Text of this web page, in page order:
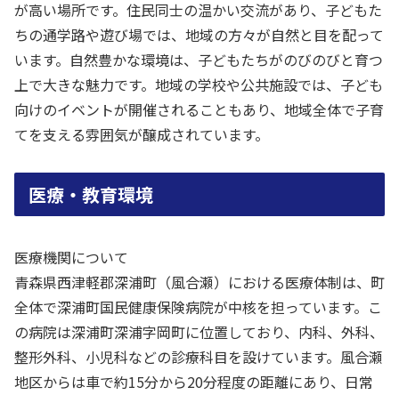
が高い場所です。住民同士の温かい交流があり、子どもた
ちの通学路や遊び場では、地域の方々が自然と目を配って
います。自然豊かな環境は、子どもたちがのびのびと育つ
上で大きな魅力です。地域の学校や公共施設では、子ども
向けのイベントが開催されることもあり、地域全体で子育
てを支える雰囲気が醸成されています。
医療・教育環境
医療機関について
青森県西津軽郡深浦町（風合瀬）における医療体制は、町
全体で深浦町国民健康保険病院が中核を担っています。こ
の病院は深浦町深浦字岡町に位置しており、内科、外科、
整形外科、小児科などの診療科目を設けています。風合瀬
地区からは車で約15分から20分程度の距離にあり、日常